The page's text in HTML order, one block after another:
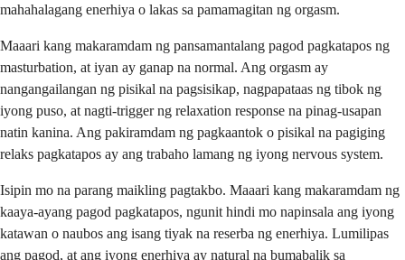
mahahalagang enerhiya o lakas sa pamamagitan ng orgasm.
Maaari kang makaramdam ng pansamantalang pagod pagkatapos ng
masturbation, at iyan ay ganap na normal. Ang orgasm ay
nangangailangan ng pisikal na pagsisikap, nagpapataas ng tibok ng
iyong puso, at nagti-trigger ng relaxation response na pinag-usapan
natin kanina. Ang pakiramdam ng pagkaantok o pisikal na pagiging
relaks pagkatapos ay ang trabaho lamang ng iyong nervous system.
Isipin mo na parang maikling pagtakbo. Maaari kang makaramdam ng
kaaya-ayang pagod pagkatapos, ngunit hindi mo napinsala ang iyong
katawan o naubos ang isang tiyak na reserba ng enerhiya. Lumilipas
ang pagod, at ang iyong enerhiya ay natural na bumabalik sa